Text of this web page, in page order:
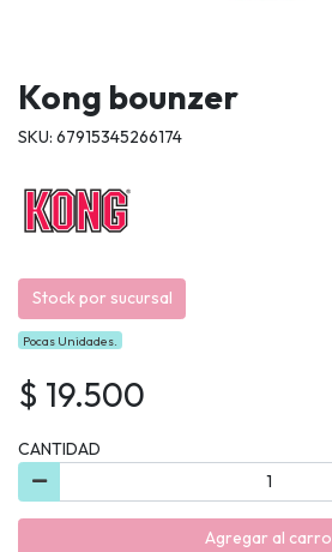
Kong bounzer
SKU: 67915345266174
Stock por sucursal
Pocas Unidades.
$ 19.500
CANTIDAD
Agregar al carro